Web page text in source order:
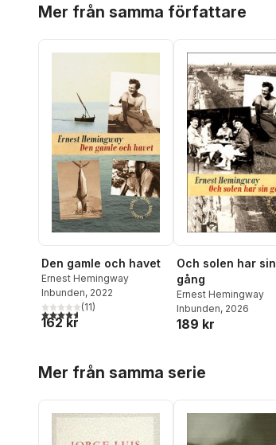
Mer från samma författare
Den gamle och havet
Ernest Hemingway
Inbunden, 2022
4,6utav 5 stjärnor. Totalt antal röster:
(11)
162 kr
Och solen har sin
gång
Ernest Hemingway
Inbunden, 2026
189 kr
Mer från samma serie